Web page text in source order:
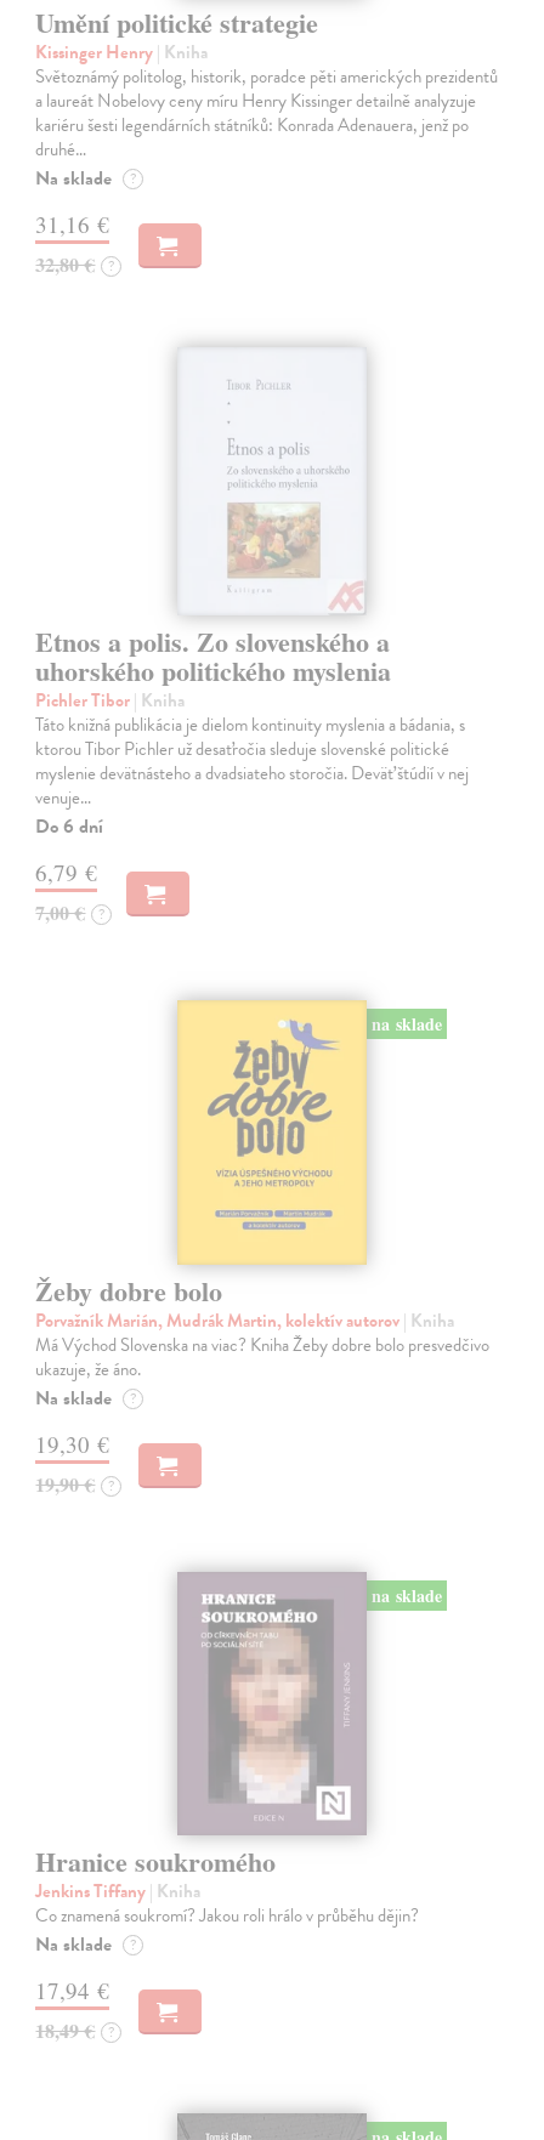
Umění politické strategie
Kissinger Henry| Kniha
Světoznámý politolog, historik, poradce pěti amerických prezidentů
a laureát Nobelovy ceny míru Henry Kissinger detailně analyzuje
kariéru šesti legendárních státníků: Konrada Adenauera, jenž po
druhé…
Na sklade ?
31,16 €
32,80 € ?
Etnos a polis. Zo slovenského a
uhorského politického myslenia
Pichler Tibor| Kniha
Táto knižná publikácia je dielom kontinuity myslenia a bádania, s
ktorou Tibor Pichler už desaťročia sleduje slovenské politické
myslenie devätnásteho a dvadsiateho storočia. Deväť štúdií v nej
venuje…
Do 6 dní
6,79 €
7,00 € ?
na sklade
Žeby dobre bolo
Porvažník Marián, Mudrák Martin, kolektív autorov| Kniha
Má Východ Slovenska na viac? Kniha Žeby dobre bolo presvedčivo
ukazuje, že áno.
Na sklade ?
19,30 €
19,90 € ?
na sklade
Hranice soukromého
Jenkins Tiffany| Kniha
Co znamená soukromí? Jakou roli hrálo v průběhu dějin?
Na sklade ?
17,94 €
18,49 € ?